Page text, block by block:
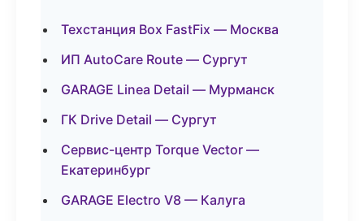
Техстанция Box FastFix — Москва
ИП AutoCare Route — Сургут
GARAGE Linea Detail — Мурманск
ГК Drive Detail — Сургут
Сервис-центр Torque Vector —
Екатеринбург
GARAGE Electro V8 — Калуга